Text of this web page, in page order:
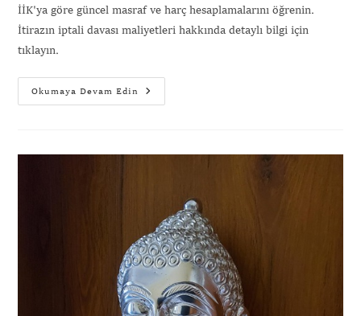
İİK'ya göre güncel masraf ve harç hesaplamalarını öğrenin.
İtirazın iptali davası maliyetleri hakkında detaylı bilgi için
tıklayın.
Okumaya Devam Edin